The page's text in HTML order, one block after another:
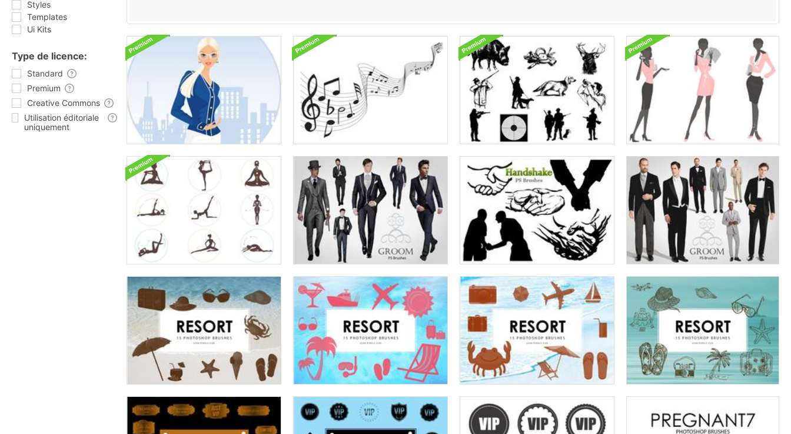
Styles
Templates
Ui Kits
Type de licence:
Standard
Premium
Creative Commons
Utilisation éditoriale
uniquement